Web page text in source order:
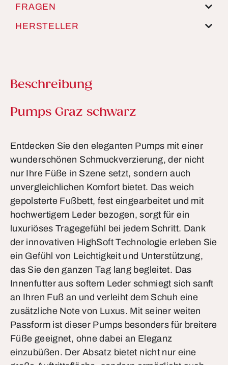
FRAGEN
HERSTELLER
Beschreibung
Produktinformationen
Pumps Graz schwarz
Entdecken Sie den eleganten Pumps mit einer
wunderschönen Schmuckverzierung, der nicht
nur Ihre Füße in Szene setzt, sondern auch
unvergleichlichen Komfort bietet. Das weich
gepolsterte Fußbett, fest eingearbeitet und mit
hochwertigem Leder bezogen, sorgt für ein
luxuriöses Tragegefühl bei jedem Schritt. Dank
der innovativen HighSoft Technologie erleben Sie
ein Gefühl von Leichtigkeit und Unterstützung,
das Sie den ganzen Tag lang begleitet. Das
Innenfutter aus softem Leder schmiegt sich sanft
an Ihren Fuß an und verleiht dem Schuh eine
zusätzliche Note von Luxus. Mit seiner weiten
Passform ist dieser Pumps besonders für breitere
Füße geeignet, ohne dabei an Eleganz
einzubüßen. Der Absatz bietet nicht nur eine